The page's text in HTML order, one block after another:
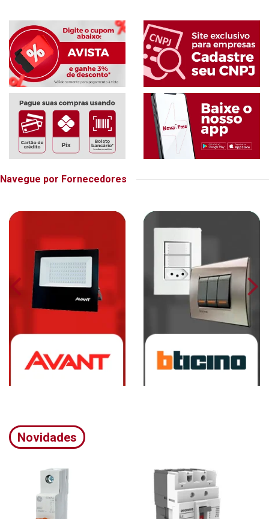
Navegue por Fornecedores
Novidades